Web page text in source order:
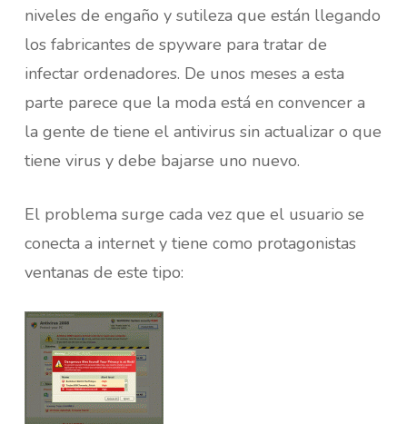
niveles de engaño y sutileza que están llegando
los fabricantes de spyware para tratar de
infectar ordenadores. De unos meses a esta
parte parece que la moda está en convencer a
la gente de tiene el antivirus sin actualizar o que
tiene virus y debe bajarse uno nuevo.
El problema surge cada vez que el usuario se
conecta a internet y tiene como protagonistas
ventanas de este tipo: